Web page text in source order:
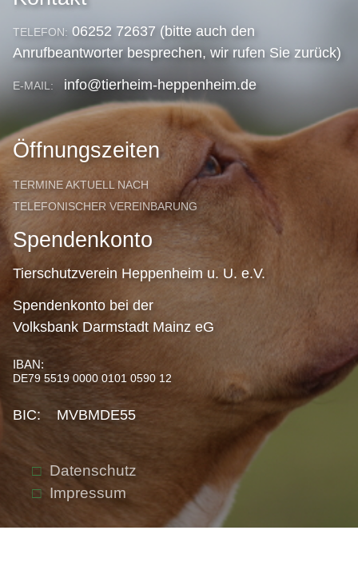
TELEFON: 06252 72637 (bitte auch den
Anrufbeantworter besprechen, wir rufen Sie zurück)
E-MAIL: info@tierheim-heppenheim.de
Öffnungszeiten
TERMINE AKTUELL NACH
TELEFONISCHER VEREINBARUNG
Spendenkonto
Tierschutzverein Heppenheim u. U. e.V.
Spendenkonto bei der
Volksbank Darmstadt Mainz eG
IBAN:
DE79 5519 0000 0101 0590 12
BIC: MVBMDE55
Datenschutz
Impressum